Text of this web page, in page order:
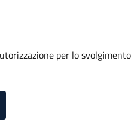
per lo svolgimento